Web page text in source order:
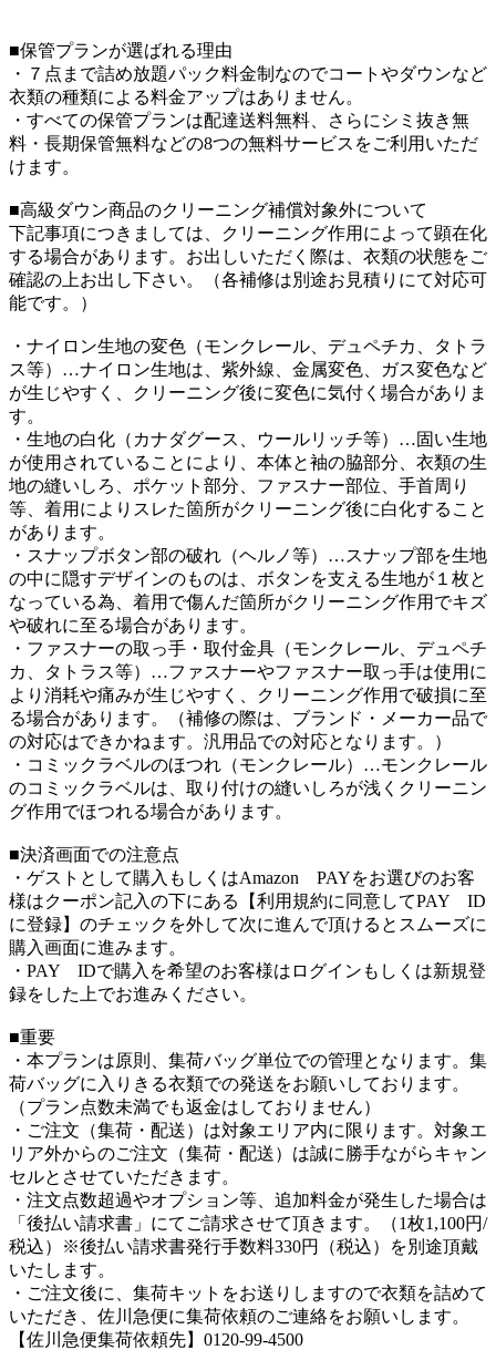
■保管プランが選ばれる理由
・７点まで詰め放題パック料金制なのでコートやダウンなど
衣類の種類による料金アップはありません。
・すべての保管プランは配達送料無料、さらにシミ抜き無
料・長期保管無料などの8つの無料サービスをご利用いただ
けます。
■高級ダウン商品のクリーニング補償対象外について
下記事項につきましては、クリーニング作用によって顕在化
する場合があります。お出しいただく際は、衣類の状態をご
確認の上お出し下さい。（各補修は別途お見積りにて対応可
能です。）
・ナイロン生地の変色（モンクレール、デュペチカ、タトラ
ス等）…ナイロン生地は、紫外線、金属変色、ガス変色など
が生じやすく、クリーニング後に変色に気付く場合がありま
す。
・生地の白化（カナダグース、ウールリッチ等）…固い生地
が使用されていることにより、本体と袖の脇部分、衣類の生
地の縫いしろ、ポケット部分、ファスナー部位、手首周り
等、着用によりスレた箇所がクリーニング後に白化すること
があります。
・スナップボタン部の破れ（ヘルノ等）…スナップ部を生地
の中に隠すデザインのものは、ボタンを支える生地が１枚と
なっている為、着用で傷んだ箇所がクリーニング作用でキズ
や破れに至る場合があります。
・ファスナーの取っ手・取付金具（モンクレール、デュペチ
カ、タトラス等）…ファスナーやファスナー取っ手は使用に
より消耗や痛みが生じやすく、クリーニング作用で破損に至
る場合があります。（補修の際は、ブランド・メーカー品で
の対応はできかねます。汎用品での対応となります。）
・コミックラベルのほつれ（モンクレール）…モンクレール
のコミックラベルは、取り付けの縫いしろが浅くクリーニン
グ作用でほつれる場合があります。
■決済画面での注意点
・ゲストとして購入もしくはAmazon PAYをお選びのお客
様はクーポン記入の下にある【利用規約に同意してPAY ID
に登録】のチェックを外して次に進んで頂けるとスムーズに
購入画面に進みます。
・PAY IDで購入を希望のお客様はログインもしくは新規登
録をした上でお進みください。
■重要
・本プランは原則、集荷バッグ単位での管理となります。集
荷バッグに入りきる衣類での発送をお願いしております。
（プラン点数未満でも返金はしておりません）
・ご注文（集荷・配送）は対象エリア内に限ります。対象エ
リア外からのご注文（集荷・配送）は誠に勝手ながらキャン
セルとさせていただきます。
・注文点数超過やオプション等、追加料金が発生した場合は
「後払い請求書」にてご請求させて頂きます。（1枚1,100円/
税込）※後払い請求書発行手数料330円（税込）を別途頂戴
いたします。
・ご注文後に、集荷キットをお送りしますので衣類を詰めて
いただき、佐川急便に集荷依頼のご連絡をお願いします。
【佐川急便集荷依頼先】0120-99-4500